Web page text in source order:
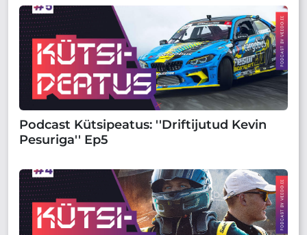
Podcast Kütsipeatus: ''Driftijutud Kevin
Pesuriga'' Ep5